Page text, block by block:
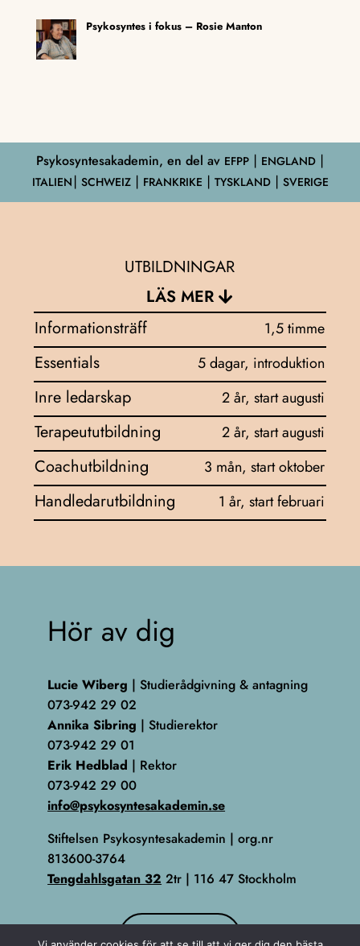
Psykosyntes i fokus – Rosie Manton
Psykosyntesakademin, en del av EFPP⎮ ENGLAND ⎮
ITALIEN⎮ SCHWEIZ ⎮ FRANKRIKE ⎮ TYSKLAND ⎮ SVERIGE
UTBILDNINGAR
LÄS MER
Informationsträff
1,5 timme
Essentials 5 dagar, introduktion
Inre ledarskap 2 år, start augusti
Terapeututbildning 2 år, start augusti
Coachutbildning 3 mån, start oktober
Handledarutbildning 1 år, start februari
Hör av dig
Lucie Wiberg | Studierådgivning & antagning
073-942 29 02
Annika Sibring | Studierektor
073-942 29 01
Erik Hedblad | Rektor
073-942 29 00
info@psykosyntesakademin.se
Stiftelsen Psykosyntesakademin | org.nr
813600-3764
Tengdahlsgatan 32 2tr | 116 47 Stockholm